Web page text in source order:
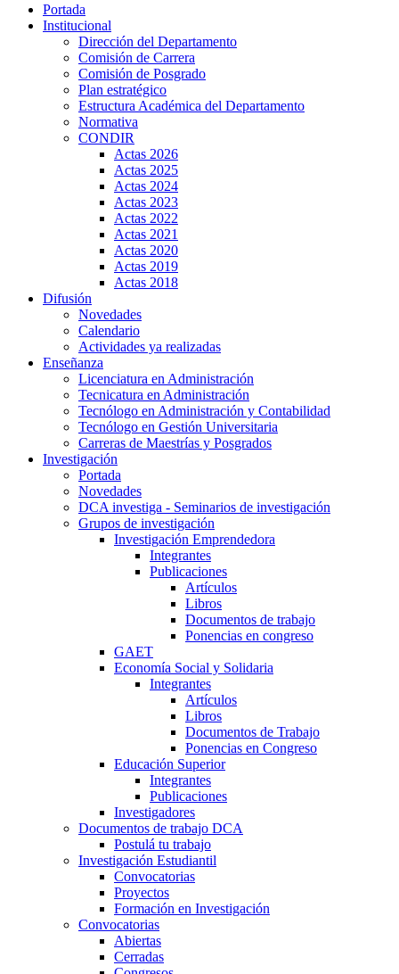
Portada
Institucional
Dirección del Departamento
Comisión de Carrera
Comisión de Posgrado
Plan estratégico
Estructura Académica del Departamento
Normativa
CONDIR
Actas 2026
Actas 2025
Actas 2024
Actas 2023
Actas 2022
Actas 2021
Actas 2020
Actas 2019
Actas 2018
Difusión
Novedades
Calendario
Actividades ya realizadas
Enseñanza
Licenciatura en Administración
Tecnicatura en Administración
Tecnólogo en Administración y Contabilidad
Tecnólogo en Gestión Universitaria
Carreras de Maestrías y Posgrados
Investigación
Portada
Novedades
DCA investiga - Seminarios de investigación
Grupos de investigación
Investigación Emprendedora
Integrantes
Publicaciones
Artículos
Libros
Documentos de trabajo
Ponencias en congreso
GAET
Economía Social y Solidaria
Integrantes
Artículos
Libros
Documentos de Trabajo
Ponencias en Congreso
Educación Superior
Integrantes
Publicaciones
Investigadores
Documentos de trabajo DCA
Postulá tu trabajo
Investigación Estudiantil
Convocatorias
Proyectos
Formación en Investigación
Convocatorias
Abiertas
Cerradas